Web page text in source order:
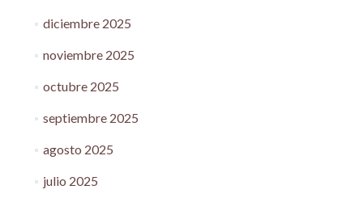
diciembre 2025
noviembre 2025
octubre 2025
septiembre 2025
agosto 2025
julio 2025